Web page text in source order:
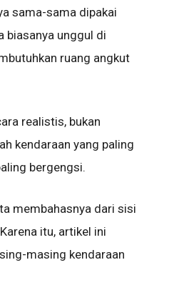
sama-sama dipakai
biasanya unggul di
ruang angkut
realistis, bukan
kendaraan yang paling
bergengsi.
membahasnya dari sisi
itu, artikel ini
masing kendaraan